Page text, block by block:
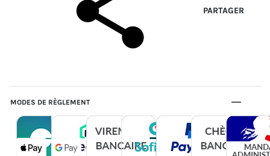
PARTAGER
MODES DE RÈGLEMENT